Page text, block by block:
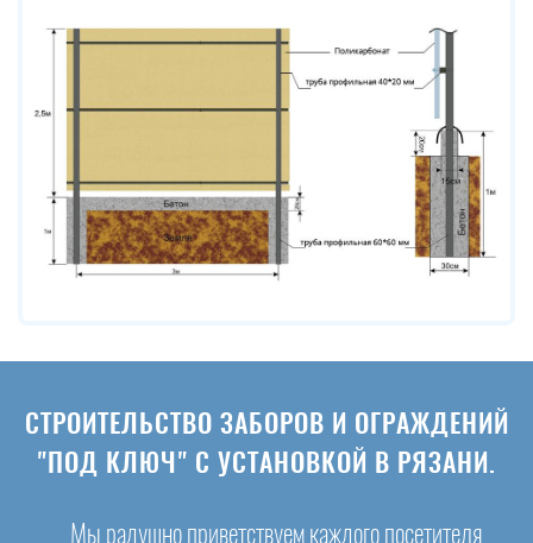
СТРОИТЕЛЬСТВО ЗАБОРОВ И ОГРАЖДЕНИЙ
"ПОД КЛЮЧ" С УСТАНОВКОЙ В РЯЗАНИ.
Мы радушно приветствуем каждого посетителя